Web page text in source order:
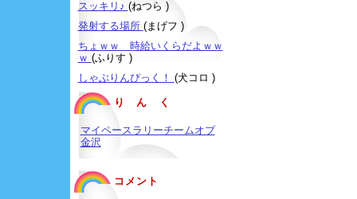
スッキリ♪ (ねつら )
発射する場所 (まげフ )
ちょｗｗ 時給いくらだよｗｗ
ｗ (ふりす )
しゃぶりんぴっく！ (犬コロ )
り ん く
マイペースラリーチームオブ
金沢
コメント